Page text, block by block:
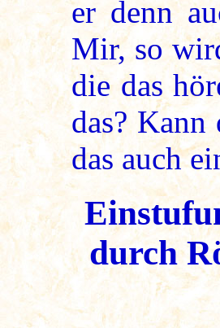
er denn
Mir, so
die das
das? Kann
das auch
durch